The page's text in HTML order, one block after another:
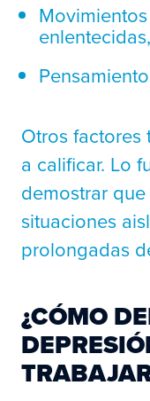
Otros
a calificar. Lo
demostrar
situaciones
prolongadas
¿CÓMO